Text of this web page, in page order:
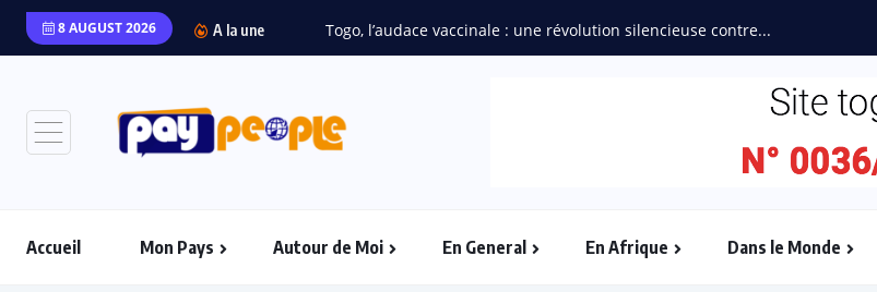
8 AUGUST 2026 A la une Togo, l’audace vaccinale : une révolution silencieuse contre...
Accueil Mon Pays Autour de Moi En General En Afrique Dans le Monde